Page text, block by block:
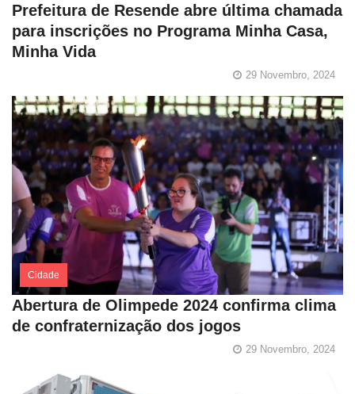
Prefeitura de Resende abre última chamada
para inscrições no Programa Minha Casa,
Minha Vida
29 Novembro, 2024
Cidade
Abertura de Olimpede 2024 confirma clima
de confraternização dos jogos
29 Novembro, 2024